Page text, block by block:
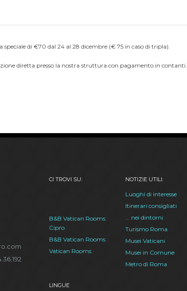
speciale di €70 dal 24 al 28 dicembre (€ 75 in caso di tripla).
diretta presso la nostra struttura con pagamento in contanti.
CI TROVI SU:
B&B Vatican Rooms
Cipro
B&B Vatican Rooms
Vatican Rooms
LINGUE
NOTIZIE UTILI:
Luoghi di interesse
Itinerari consigliati
... nei dintorni
Turismo Roma
Musei Vaticani
Musei in Comune
Metro di Roma